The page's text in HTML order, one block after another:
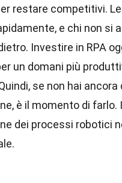
restare competitivi.
e chi non si
Investire in RPA
un domani più
se non hai
è il momento di farlo.
dei processi robotici